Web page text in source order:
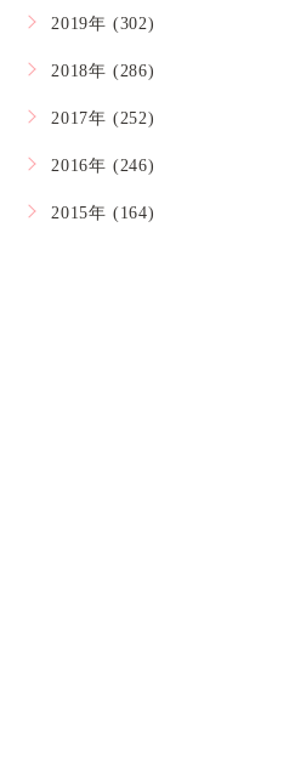
2019年 (302)
2018年 (286)
2017年 (252)
2016年 (246)
2015年 (164)